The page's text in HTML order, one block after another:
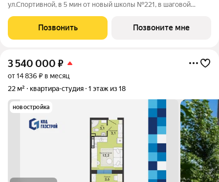
ул.Спортивной, в 5 мин от новый школы №221, в шаговой
блок-секции. Сдача объекта - с отделкой под ключ. Для
удобства и безопасности жителей в
Позвонить Позвоните мне
3 540 000 ₽
от 14 836 ₽ в месяц
22 м²
квартира-студия 1 этаж из 18
новостройка